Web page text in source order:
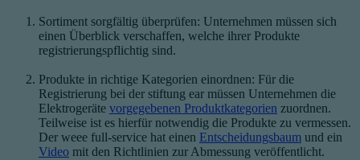
Sortiment sorgfältig überprüfen: Unternehmen müssen sich
einen Überblick verschaffen, welche ihrer Produkte
registrierungspflichtig sind.
Produkte in richtige Kategorien einordnen: Für die
Registrierung bei der stiftung ear müssen Unternehmen die
Elektrogeräte vorgegebenen Produktkategorien zuordnen.
Teilweise ist es hierfür notwendig die Produkte zu vermessen.
Der weee full-service hat einen Entscheidungsbaum und ein
Video mit den Richtlinien zur Abmessung veröffentlicht.